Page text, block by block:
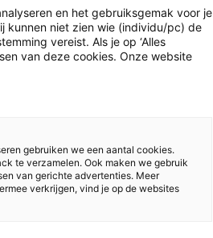
en het gebruiksgemak voor je
kunnen niet zien wie (individu/pc) de
vereist. Als je op ‘Alles
van deze cookies. Onze website
gebruiken we een aantal cookies.
te verzamelen. Ook maken we gebruik
van gerichte advertenties. Meer
verkrijgen, vind je op de websites